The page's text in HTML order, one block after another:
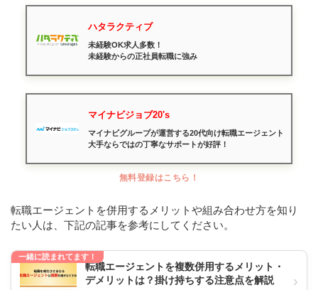
ハタラクティブ
未経験OK求人多数！
未経験からの正社員転職に強み
マイナビジョブ20's
マイナビグループが運営する20代向け転職エージェント
大手ならではの丁寧なサポートが好評！
無料登録はこちら！
転職エージェントを併用するメリットや組み合わせ方を知り
たい人は、下記の記事を参考にしてください。
一緒に読まれてます！
転職エージェントを複数併用するメリット・
デメリットは？掛け持ちする注意点を解説
›